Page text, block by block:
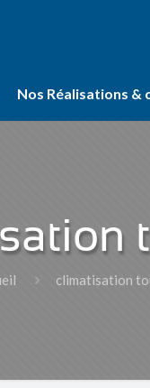
Nos Réalisations &
climatisation